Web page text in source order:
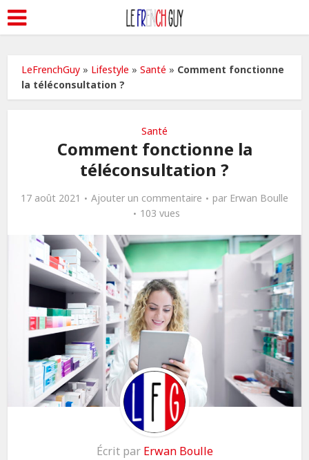
LeFrenchGuy » Lifestyle »Santé » Comment fonctionne
la téléconsultation ?
Santé
Comment fonctionne la
téléconsultation ?
17 août 2021 Ajouter un commentaire par Erwan Boulle
103 vues
Écrit par Erwan Boulle